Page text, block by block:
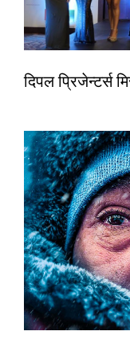
दिपल प्रिजेन्टर्स